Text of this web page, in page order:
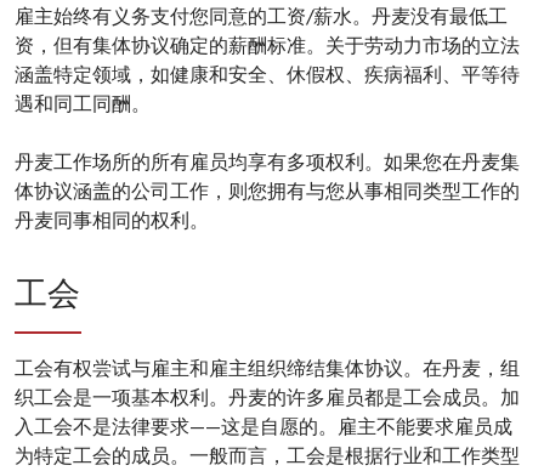
雇主始终有义务支付您同意的工资/薪水。丹麦没有最低工
资，但有集体协议确定的薪酬标准。关于劳动力市场的立法
涵盖特定领域，如健康和安全、休假权、疾病福利、平等待
遇和同工同酬。
丹麦工作场所的所有雇员均享有多项权利。如果您在丹麦集
体协议涵盖的公司工作，则您拥有与您从事相同类型工作的
丹麦同事相同的权利。
工会
工会有权尝试与雇主和雇主组织缔结集体协议。在丹麦，组
织工会是一项基本权利。丹麦的许多雇员都是工会成员。加
入工会不是法律要求——这是自愿的。雇主不能要求雇员成
为特定工会的成员。一般而言，工会是根据行业和工作类型